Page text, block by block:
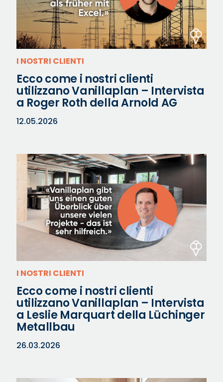
I NOSTRI CLIENTI
Ecco come i nostri clienti
utilizzano Vanillaplan – Intervista
a Roger Roth della Arnold AG
12.05.2026
I NOSTRI CLIENTI
Ecco come i nostri clienti
utilizzano Vanillaplan – Intervista
a Leslie Marquart della Lüchinger
Metallbau
26.03.2026